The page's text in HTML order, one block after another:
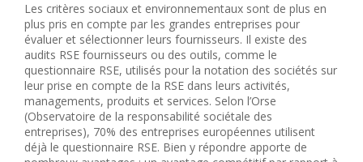
Les critères sociaux et environnementaux sont de plus en
plus pris en compte par les grandes entreprises pour
évaluer et sélectionner leurs fournisseurs. Il existe des
audits RSE fournisseurs ou des outils, comme le
questionnaire RSE, utilisés pour la notation des sociétés sur
leur prise en compte de la RSE dans leurs activités,
managements, produits et services. Selon l’Orse
(Observatoire de la responsabilité sociétale des
entreprises), 70% des entreprises européennes utilisent
déjà le questionnaire RSE. Bien y répondre apporte de